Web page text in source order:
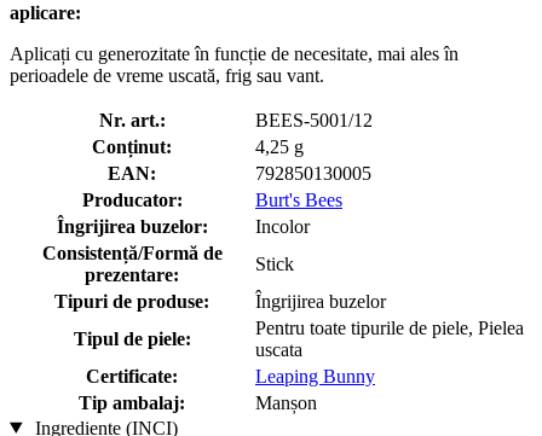
aplicare:
Aplicați cu generozitate în funcție de necesitate, mai ales în
perioadele de vreme uscată, frig sau vant.
Nr. art.:
BEES-5001/12
Conținut:
4,25 g
EAN:
792850130005
Producator:
Burt's Bees
Îngrijirea buzelor:
Incolor
Consistență/Formă de
prezentare:
Stick
Tipuri de produse:
Îngrijirea buzelor
Tipul de piele:
Pentru toate tipurile de piele, Pielea
uscata
Certificate:
Leaping Bunny
Tip ambalaj:
Manșon
Ingrediente (INCI)